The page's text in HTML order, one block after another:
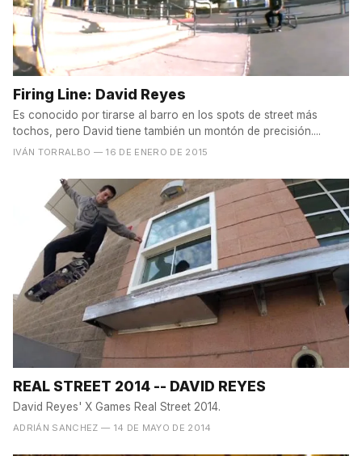
Firing Line: David Reyes
Es conocido por tirarse al barro en los spots de street más
tochos, pero David tiene también un montón de precisión....
IVÁN TORRALBO — 16 DE ENERO DE 2015
REAL STREET 2014 -- DAVID REYES
David Reyes' X Games Real Street 2014.
ADRIÁN SANCHEZ — 14 DE MAYO DE 2014